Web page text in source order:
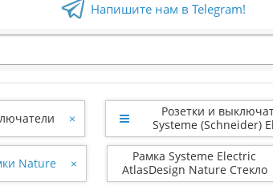
Напишите нам в Telegram!
×
Розетки и
Systeme (Schneider)
Nature ×
Рамка Systeme Electric
AtlasDesign Nature Стекло
черный 3-ая ATN321003